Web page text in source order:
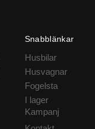
Snabblänkar
Husbilar
Husvagnar
Fogelsta
I lager
Kampanj